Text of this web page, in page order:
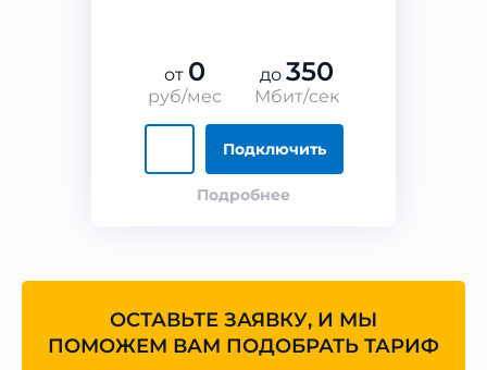
от 0
руб/мес
до 350
Мбит/сек
Подключить
Подробнее
ОСТАВЬТЕ ЗАЯВКУ, И МЫ
ПОМОЖЕМ ВАМ ПОДОБРАТЬ ТАРИФ